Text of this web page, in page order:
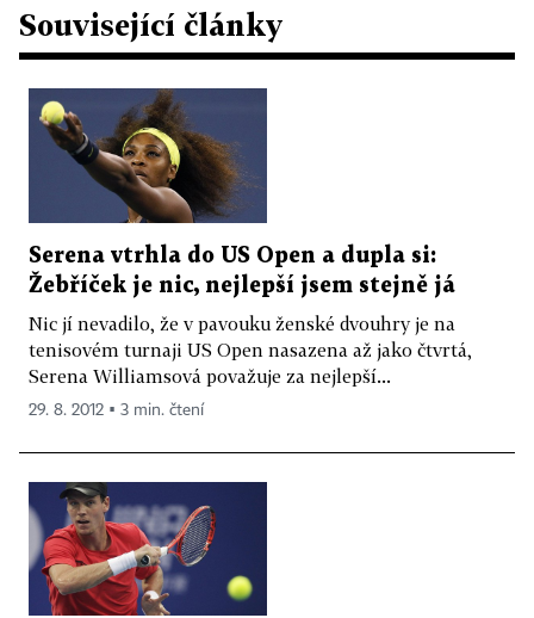
Související články
Serena vtrhla do US Open a dupla si:
Žebříček je nic, nejlepší jsem stejně já
Nic jí nevadilo, že v pavouku ženské dvouhry je na
tenisovém turnaji US Open nasazena až jako čtvrtá,
Serena Williamsová považuje za nejlepší...
29. 8. 2012 ▪ 3 min. čtení